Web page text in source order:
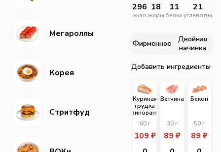
Мегароллы
Корея
Стритфуд
296
ккал
18
жиры
11
белки
21
углеводы
Фирменное
Двойная
начинка
Добавить ингредиенты
Куриная
грудка
маринованная
60г
109 ₽
Ветчина
30г
89 ₽
Бекон
50 г
89₽